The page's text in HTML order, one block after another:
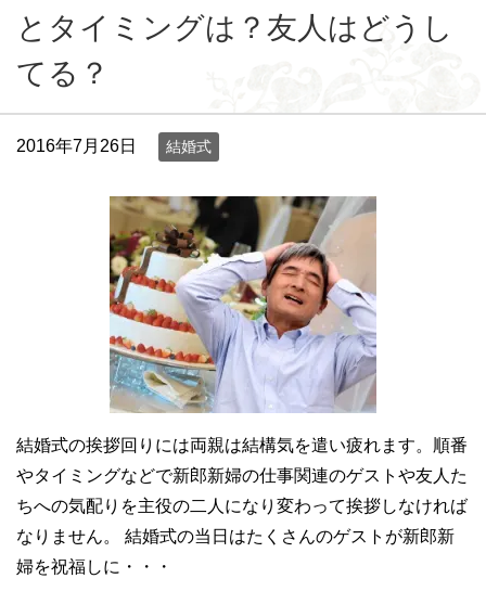
とタイミングは？友人はどうし
てる？
2016年7月26日 結婚式
結婚式の挨拶回りには両親は結構気を遣い疲れます。順番
やタイミングなどで新郎新婦の仕事関連のゲストや友人た
ちへの気配りを主役の二人になり変わって挨拶しなければ
なりません。 結婚式の当日はたくさんのゲストが新郎新
婦を祝福しに・・・